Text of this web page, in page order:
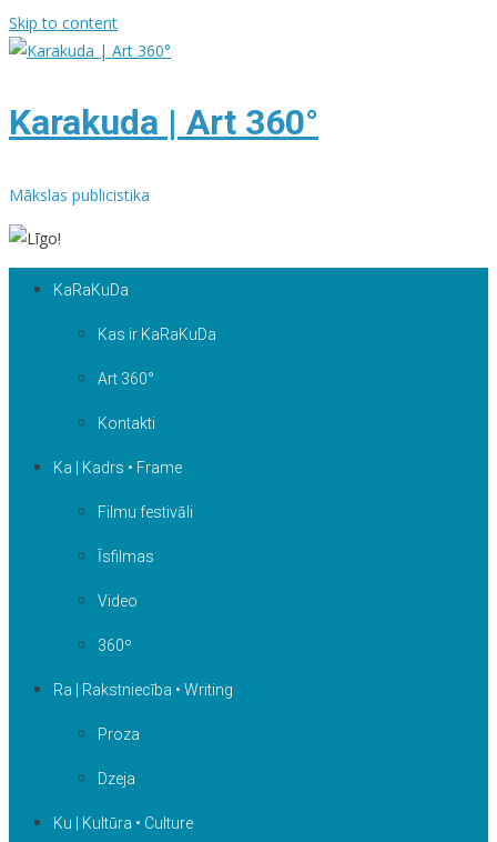
Skip to content
Karakuda | Art 360°
Mākslas publicistika
KaRaKuDa
Kas ir KaRaKuDa
Art 360°
Kontakti
Ka | Kadrs • Frame
Filmu festivāli
Īsfilmas
Video
360º
Ra | Rakstniecība • Writing
Proza
Dzeja
Ku | Kultūra • Culture